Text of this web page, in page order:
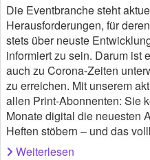
Die Eventbranche steht
Herausforderungen, für
stets über neuste
informiert zu sein. Darum ist
auch zu Corona-Zeiten
zu erreichen. Mit unserem
allen Print-Abonnenten: Sie
Monate digital die neuesten
Heften stöbern – und das
Weiterlesen